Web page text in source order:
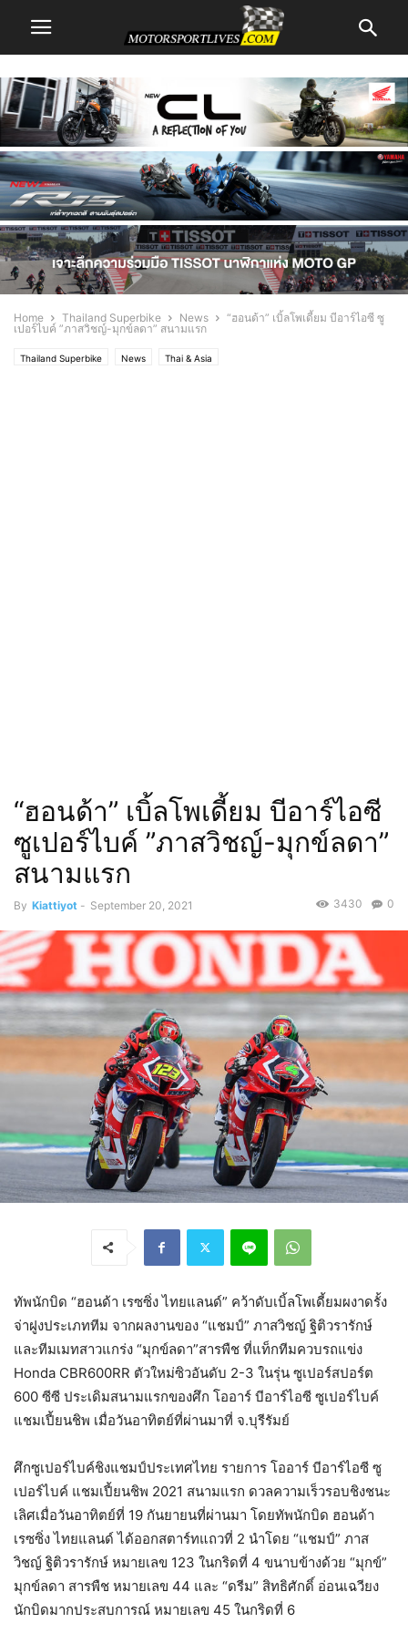
Home Thailand Superbike News
“ฮอนด้า” เบิ้ลโพเดี้ยม บีอาร์ไอซี ซู
เปอร์ไบค์ ”ภาสวิชญ์-มุกข์ลดา” สนามแรก
Thailand Superbike News Thai & Asia
“ฮอนด้า” เบิ้ลโพเดี้ยม บีอาร์ไอซี
ซูเปอร์ไบค์ ”ภาสวิชญ์-มุกข์ลดา”
สนามแรก
By Kiattiyot - September 20, 2021 0
3430
ทัพนักบิด “ฮอนด้า เรซซิ่ง ไทยแลนด์” คว้าดับเบิ้ลโพเดี้ยมผงาดรั้ง
จ่าฝูงประเภททีม จากผลงานของ “แชมป์” ภาสวิชญ์ ฐิติวรารักษ์
และทีมเมทสาวแกร่ง “มุกข์ลดา”​สารพืช ที่แท็กทีมควบรถแข่ง
Honda CBR600RR ตัวใหม่ซิวอันดับ 2-3 ในรุ่น ซูเปอร์สปอร์ต
600 ซีซี ประเดิมสนามแรกของศึก โออาร์ บีอาร์ไอซี ซูเปอร์ไบค์
แชมเปี้ยนชิพ เมื่อวันอาทิตย์ที่ผ่านมาที่ จ.บุรีรัมย์
ศึกซูเปอร์ไบค์ชิงแชมป์ประเทศไทย รายการ โออาร์ บีอาร์ไอซี ซู
เปอร์ไบค์ แชมเปี้ยนชิพ 2021 สนามแรก ดวลความเร็วรอบชิงชนะ
เลิศเมื่อวันอาทิตย์ที่ 19 กันยายนที่ผ่านมา โดยทัพนักบิด ฮอนด้า
เรซซิ่ง ไทยแลนด์ ได้ออกสตาร์ทแถวที่ 2 นำโดย “แชมป์” ภาส
วิชญ์ ฐิติวรารักษ์ หมายเลข 123 ในกริดที่ 4 ขนาบข้างด้วย “มุกข์”
มุกข์ลดา สารพืช หมายเลข 44 และ “ดรีม” สิทธิศักดิ์ อ่อนเฉวียง
นักบิดมากประสบการณ์ หมายเลข 45 ในกริดที่ 6